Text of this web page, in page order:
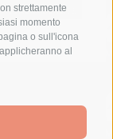
strettamente
momento
o sull'icona
al
de luca